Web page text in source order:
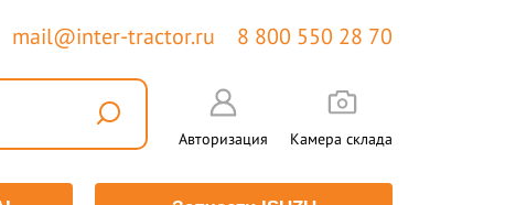
mail@inter-tractor.ru 8 800 550 28 70
Авторизация Камера склада